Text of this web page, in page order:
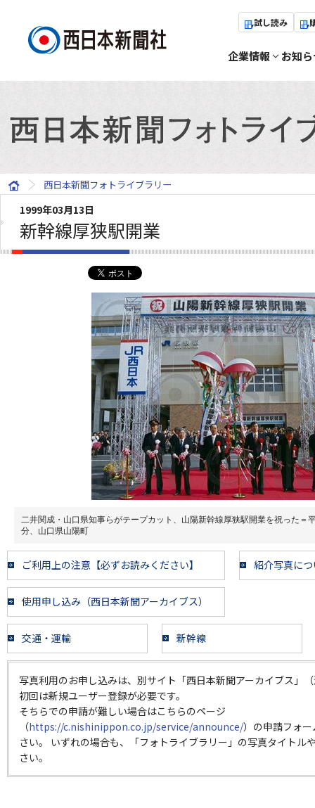
試し読み
企業情報 お知
西日本新聞フォトライブラリー
1999年03月13日
新幹線厚狭駅開業
二井関成・山口県知事らがテープカット、山陽新幹線厚狭駅開業を祝った＝
分、山口県山陽町
ご利用上の注意【必ずお読みください】 紹介写真に
使用申し込み（西日本新聞アーカイブス）
交通・運輸 新幹線
写真利用のお申し込みは、別サイト「西日本新聞アーカイブス」
初回は新規ユーザー登録が必要です。
そちらでの申請が難しい場合はこちらのページ
（https://c.nishinippon.co.jp/service/announce/）の申請フォ
さい。 いずれの場合も、「フォトライブラリー」の写真タイトル
さい。